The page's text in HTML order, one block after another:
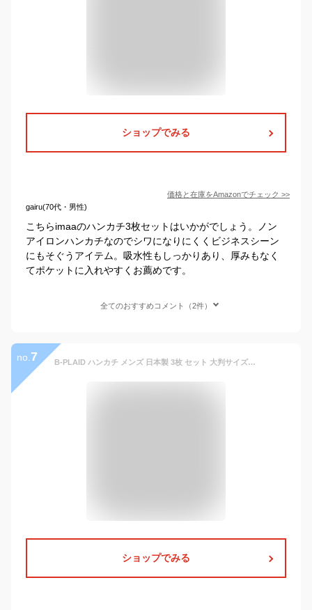
ショップでみる
価格と在庫をAmazonでチェック >>
gairu(70代・男性)
こちらimaaのハンカチ3枚セットはいかがでしょう。ノン
アイロンハンカチなのでシワになりにくくビジネスシーン
にもそぐうアイテム。吸水性もしっかりあり、厚みもなく
てポケットに入れやすくお薦めです。
全てのおすすめコメント（2件）
no. 7 B-PLAID ハンカチ メンズ 日本製 3枚 セット 大判サイズ 48×48cm チェック柄 速乾 吸水 薄手 ギフト A ブルー系
ショップでみる